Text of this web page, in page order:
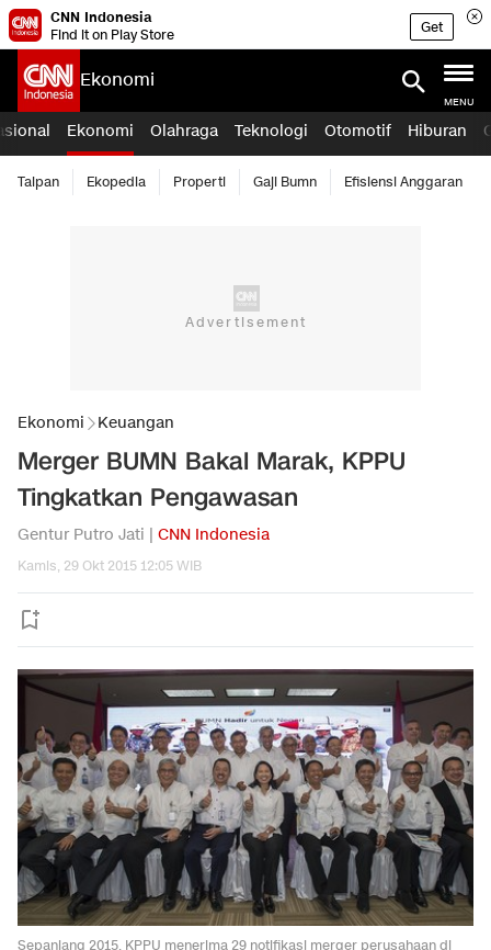
CNN Indonesia
Find it on Play Store
Get
Ekonomi
MENU
Ekonomi Olahraga Teknologi Otomotif Hiburan
Taipan Ekopedia Properti Gaji Bumn Efisiensi Anggaran
Ekonomi Keuangan
Merger BUMN Bakal Marak, KPPU
Tingkatkan Pengawasan
Gentur Putro Jati | CNN Indonesia
Kamis, 29 Okt 2015 12:05 WIB
Sepanjang 2015, KPPU menerima 29 notifikasi merger perusahaan di